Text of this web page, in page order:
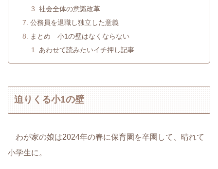
社会全体の意識改革
公務員を退職し独立した意義
まとめ 小1の壁はなくならない
あわせて読みたいイチ押し記事
迫りくる小1の壁
わが家の娘は2024年の春に保育園を卒園して、晴れて
小学生に。